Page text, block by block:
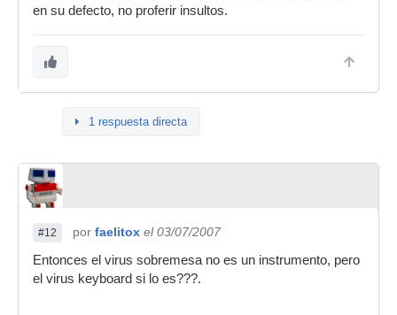
en su defecto, no proferir insultos.
1 respuesta directa
#12 por faelitox el 03/07/2007
Entonces el virus sobremesa no es un instrumento, pero
el virus keyboard si lo es???.